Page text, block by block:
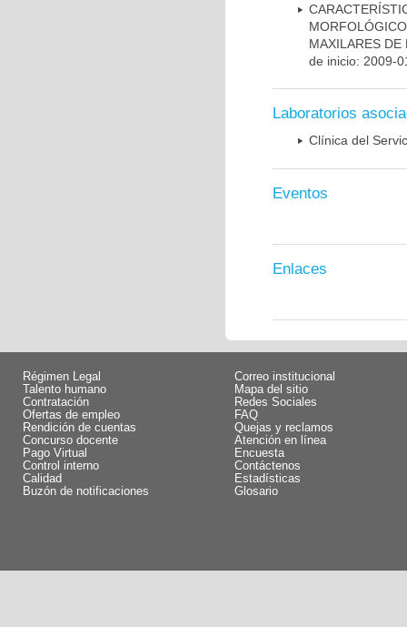
MAXILARES
de inicio: 2009-
Laboratorios
Clínica del
Eventos
Enlaces
Régimen Legal
Talento humano
Contratación
Ofertas de empleo
Rendición de cuentas
Concurso docente
Pago Virtual
Control interno
Calidad
Buzón de notificaciones
Correo institucional
Mapa del sitio
Redes Sociales
FAQ
Quejas y reclamos
Atención en línea
Encuesta
Contáctenos
Estadísticas
Glosario